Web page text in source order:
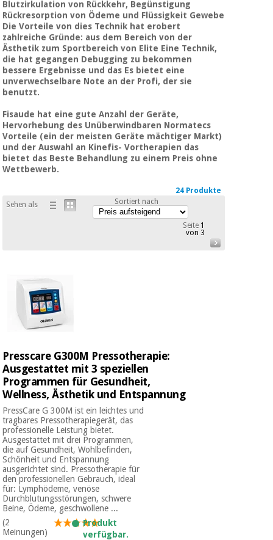
Nachricht
Angebote
Outlet
Fisaude
Medizinische
ausrüstung
Traditionelle
chinesische
medizin
möbel
Therapeutische
schränke
für
pilates
Sport
und
spiele
Sanitärkleiderschränke
Veterinärmedizin
Orthopädie
Chirurgische
instrumente
(ausverkauf)
Kinefis-
Produkte
Nachricht
Angebote
Zahnmedizin
Medizinische
ausrüstung
Traditionelle
chinesische
medizin
Klinische
möbel
Therapeutische
coronaviren
fitness
und
pilates
Sport
und
spiele
Sanitärkleiderschränke
Veterinärmedizin
Blutzirkulation von Rückkehr, Begünstigung
Rückresorption von Ödeme und Flüssigkeit Gewebe
Die Vorteile von dies Technik hat erobert
zahlreiche Gründe: aus dem Bereich von der
Ästhetik zum Sportbereich von Elite Eine Technik,
die hat gegangen Debugging zu bekommen
bessere Ergebnisse und das Es bietet eine
unverwechselbare Note an der Profi, der sie
benutzt.
Fisaude hat eine gute Anzahl der Geräte,
Hervorhebung des Unüberwindbaren Normatecs
Vorteile (ein der meisten Geräte mächtiger Markt)
und der Auswahl an Kinefis- Vortherapien das
bietet das Beste Behandlung zu einem Preis ohne
Wettbewerb.
24 Produkte
Sehen als
Sortiert nach
Seite1
von 3
Presscare G300M Pressotherapie:
Ausgestattet mit 3 speziellen
Programmen für Gesundheit,
Wellness, Ästhetik und Entspannung
PressCare G 300M ist ein leichtes und
tragbares Pressotherapiegerät, das
professionelle Leistung bietet.
Ausgestattet mit drei Programmen,
die auf Gesundheit, Wohlbefinden,
Schönheit und Entspannung
ausgerichtet sind. Pressotherapie für
den professionellen Gebrauch, ideal
für: Lymphödeme, venöse
Durchblutungsstörungen, schwere
Beine, Ödeme, geschwollene ...
(2
Meinungen)
Produkt
verfügbar.